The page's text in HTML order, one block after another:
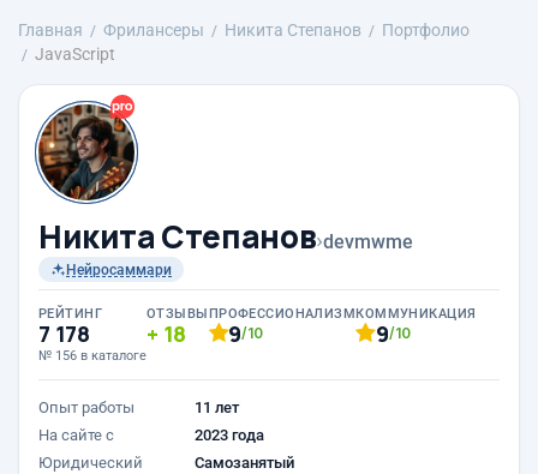
Главная Фрилансеры Никита Степанов
Портфолио
JavaScript
Никита Степанов›devmwme
Нейросаммари
РЕЙТИНГ
7 178
№ 156 в каталоге
ОТЗЫВЫ
18
ПРОФЕССИОНАЛИЗМ
9/10
КОММУНИКАЦИЯ
9/10
Опыт работы
11 лет
На сайте с
2023 года
Юридический
Самозанятый